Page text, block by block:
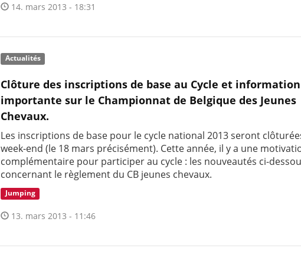
14. mars 2013 - 18:31
Actualités
Clôture des inscriptions de base au Cycle et information
importante sur le Championnat de Belgique des Jeunes
Chevaux.
Les inscriptions de base pour le cycle national 2013 seront
week-end (le 18 mars précisément). Cette année, il y a une
complémentaire pour participer au cycle : les nouveautés ci-
concernant le règlement du CB jeunes chevaux.
Jumping
13. mars 2013 - 11:46